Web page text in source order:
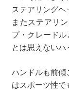
ステアリング
またステアリ
プ・クレード
とは思えないハ
ハンドルも前傾
はスポーツ性で